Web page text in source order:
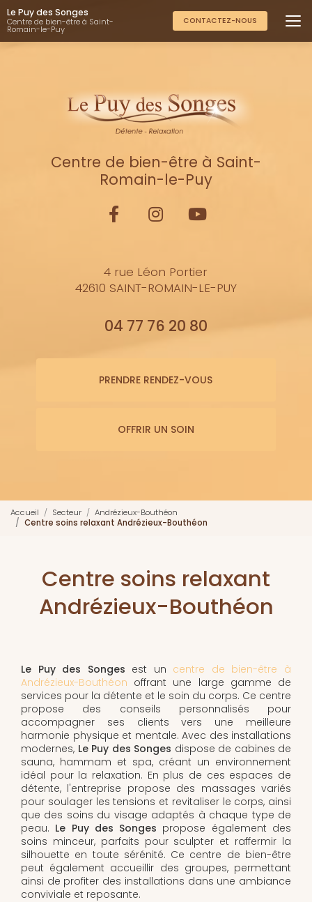
Aller
au
contenu
principal
Le Puy des Songes
Centre de bien-être à Saint-
Romain-le-Puy
CONTACTEZ-NOUS
Centre de bien-être à Saint-
Romain-le-Puy
4 rue Léon Portier
42610 SAINT-ROMAIN-LE-PUY
04 77 76 20 80
PRENDRE RENDEZ-VOUS
OFFRIR UN SOIN
Accueil Secteur
Andrézieux-Bouthéon
Centre soins relaxant Andrézieux-Bouthéon
Centre soins relaxant
Andrézieux-Bouthéon
Le Puy des Songes est un centre de bien-être à
Andrézieux-Bouthéon offrant une large gamme de
services pour la détente et le soin du corps. Ce centre
propose des conseils personnalisés pour
accompagner ses clients vers une meilleure
harmonie physique et mentale. Avec des installations
modernes, Le Puy des Songes dispose de cabines de
sauna, hammam et spa, créant un environnement
idéal pour la relaxation. En plus de ces espaces de
détente, l'entreprise propose des massages variés
pour soulager les tensions et revitaliser le corps, ainsi
que des soins du visage adaptés à chaque type de
peau. Le Puy des Songes propose également des
soins minceur, parfaits pour sculpter et raffermir la
silhouette en toute sérénité. Ce centre de bien-être
peut également accueillir des groupes, permettant
ainsi de profiter des installations dans une ambiance
conviviale et reposante.